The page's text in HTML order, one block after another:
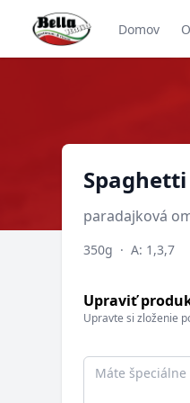
Domov
Produkt
paradajková
350g · A: 1,3,7
Upraviť
Upravte si zloženie
Poznámka